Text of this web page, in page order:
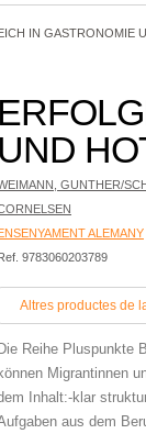
IN GASTRONOMIE
UND
GUNTHER/
ALEMANY
9783060203789
Altres productes de
Die Reihe Pluspunkte
können Migrantinnen
Inhalt:-klar
aus dem